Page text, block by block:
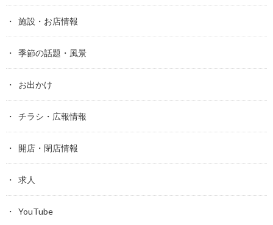
施設・お店情報
季節の話題・風景
お出かけ
チラシ・広報情報
開店・閉店情報
求人
YouTube